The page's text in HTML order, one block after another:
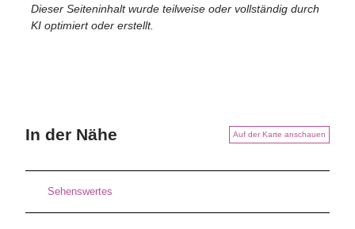
Dieser Seiteninhalt wurde teilweise oder vollständig durch
KI optimiert oder erstellt.
In der Nähe Auf der Karte anschauen
Sehenswertes